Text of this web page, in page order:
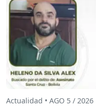
Actualidad • AGO 5 / 2026